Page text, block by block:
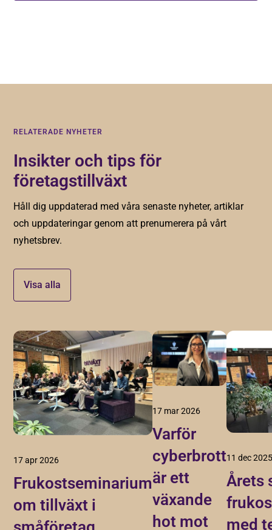
RELATERADE NYHETER
Insikter och tips för
företagstillväxt
Håll dig uppdaterad med våra senaste nyheter, artiklar
och uppdateringar genom att prenumerera på vårt
nyhetsbrev.
Visa alla
17 apr 2026
Frukostseminarium
om tillväxt i
17 mar 2026
Varför
cyberbrott
är ett
växande
hot mot
11 dec
Årets
med